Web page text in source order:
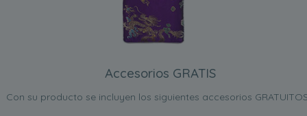
Accesorios GRATIS
Con su producto se incluyen los siguientes accesorios